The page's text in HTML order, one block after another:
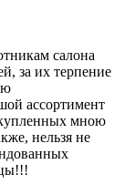
салона
за их терпение
ю
ассортимент
мною
нельзя не